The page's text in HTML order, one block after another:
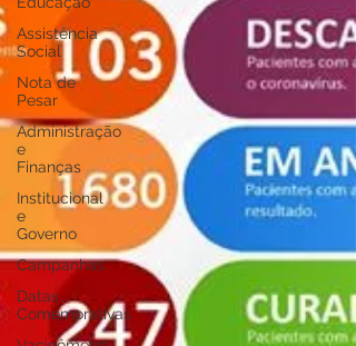
Assistência
Social
Nota de
Pesar
Administração
e
Finanças
Institucional
e
Governo
Campanhas
Datas
Comemorativas